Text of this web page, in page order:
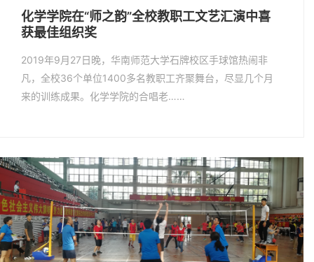
化学学院在“师之韵”全校教职工文艺汇演中喜
获最佳组织奖
2019年9月27日晚，华南师范大学石牌校区手球馆热闹非
凡，全校36个单位1400多名教职工齐聚舞台，尽显几个月
来的训练成果。化学学院的合唱老……